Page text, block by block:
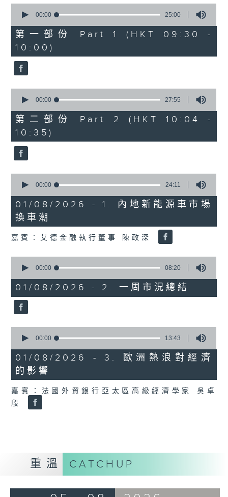
seconds
25
minutes,
0
seconds
00:00 25:00
第一部份 Part 1 (HKT 09:30 -
10:00)
seconds
27
minutes,
55
seconds
00:00 27:55
第二部份 Part 2 (HKT 10:04 -
10:35)
seconds
24
minutes,
11
seconds
00:00 24:11
01/08/2026 - 1. 內地新能源車市場
換車潮
嘉賓：艾德金融執行董事 陳政深
seconds
8
minutes,
20
seconds
00:00 08:20
01/08/2026 - 2. 一周市況總結
seconds
13
minutes,
43
seconds
00:00 13:43
01/08/2026 - 3. 歐洲熱浪對經濟
的影響
嘉賓：法國外貿銀行亞太區高級經濟學家 吳卓
殷
重溫 CATCHUP